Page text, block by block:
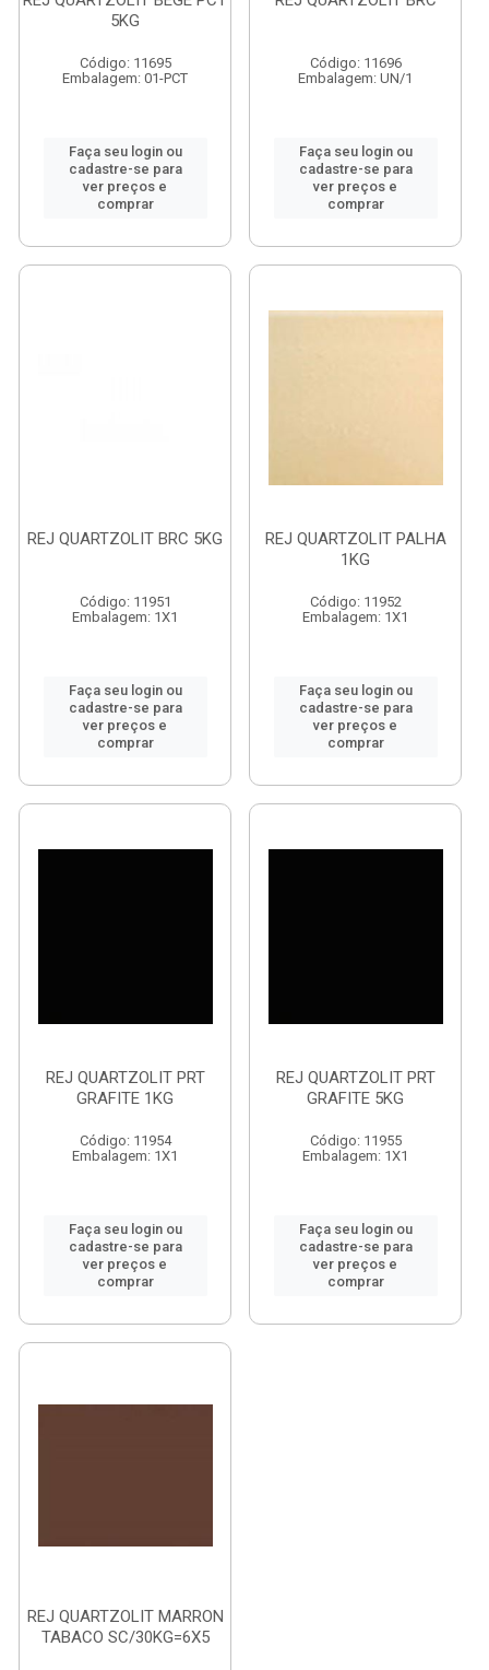
5KG
Código: 11695
Embalagem: 01-PCT
Faça seu login ou
cadastre-se para
ver preços e
comprar
Código: 11696
Embalagem: UN/1
Faça seu login ou
cadastre-se para
ver preços e
comprar
REJ QUARTZOLIT BRC 5KG
Código: 11951
Embalagem: 1X1
Faça seu login ou
cadastre-se para
ver preços e
comprar
REJ QUARTZOLIT PALHA
1KG
Código: 11952
Embalagem: 1X1
Faça seu login ou
cadastre-se para
ver preços e
comprar
REJ QUARTZOLIT PRT
GRAFITE 1KG
Código: 11954
Embalagem: 1X1
Faça seu login ou
cadastre-se para
ver preços e
comprar
REJ QUARTZOLIT PRT
GRAFITE 5KG
Código: 11955
Embalagem: 1X1
Faça seu login ou
cadastre-se para
ver preços e
comprar
REJ QUARTZOLIT MARRON
TABACO SC/30KG=6X5